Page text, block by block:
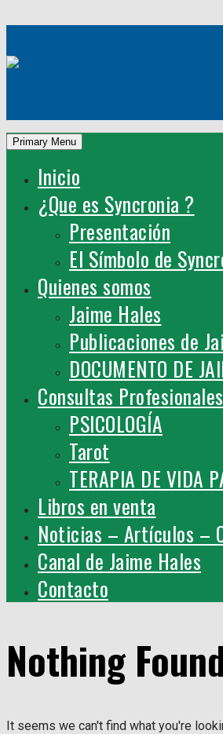
content
Primary Menu
Inicio
¿Que es Syncronia ?
Presentación
El Símbolo de
Quienes somos
Jaime Hales
Publicaciones de
DOCUMENTO DE
Consultas Profesionales
PSICOLOGÍA
Tarot
TERAPIA DE VIDA
Libros en venta
Noticias – Artículos –
Canal de Jaime Hales
Contacto
Nothing
It seems we can't find what you're